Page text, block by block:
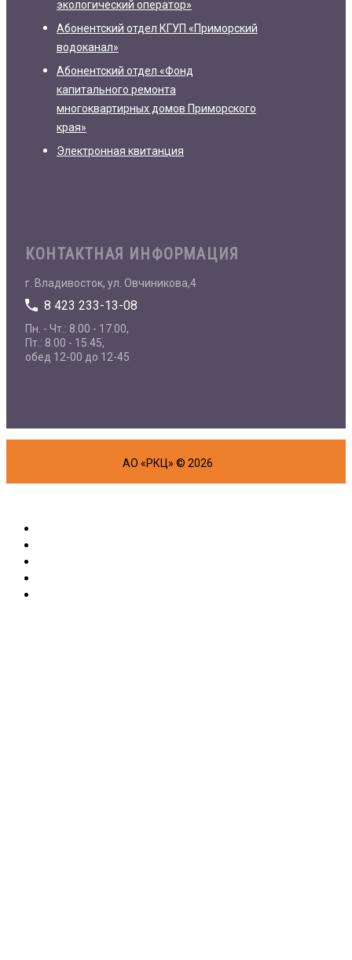
экологический оператор»
Абонентский отдел КГУП «Приморский
водоканал»
Абонентский отдел «Фонд
капитального ремонта
многоквартирных домов Приморского
края»
Электронная квитанция
КОНТАКТНАЯ ИНФОРМАЦИЯ
г. Владивосток, ул. Овчиникова,4
8 423 233-13-08
Пн. - Чт.: 8.00 - 17.00,
Пт.: 8.00 - 15.45,
обед 12-00 до 12-45
АО «РКЦ» © 2026